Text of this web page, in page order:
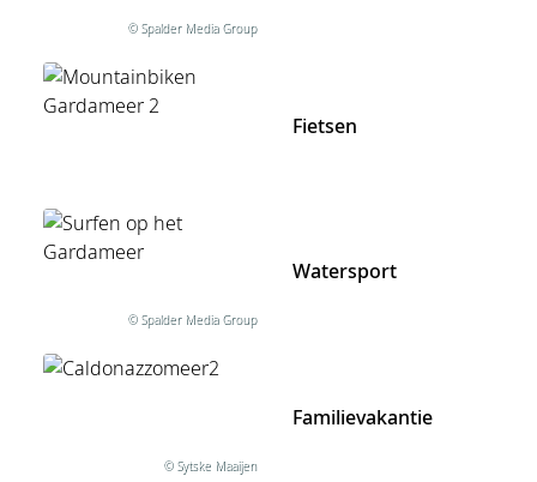
© Spalder Media Group
Fietsen
© Spalder Media Group
Watersport
© Sytske Maaijen
Familievakantie